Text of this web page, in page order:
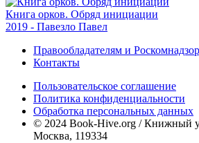
Книга орков. Обряд инициации
2019 - Павезло Павел
Правообладателям и
Контакты
Пользовательское соглашение
Политика конфиденциальности
Обработка персональных данных
© 2024 Book-Hive.org / Книжный
Москва, 119334